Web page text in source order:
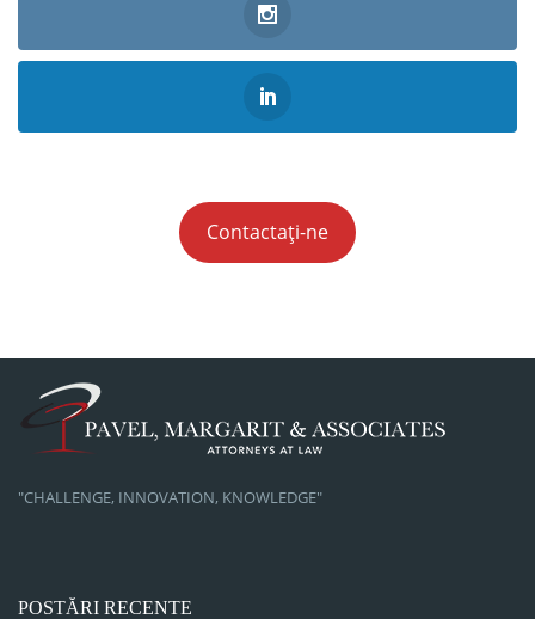
Contactați-ne
"CHALLENGE, INNOVATION, KNOWLEDGE"
POSTĂRI RECENTE